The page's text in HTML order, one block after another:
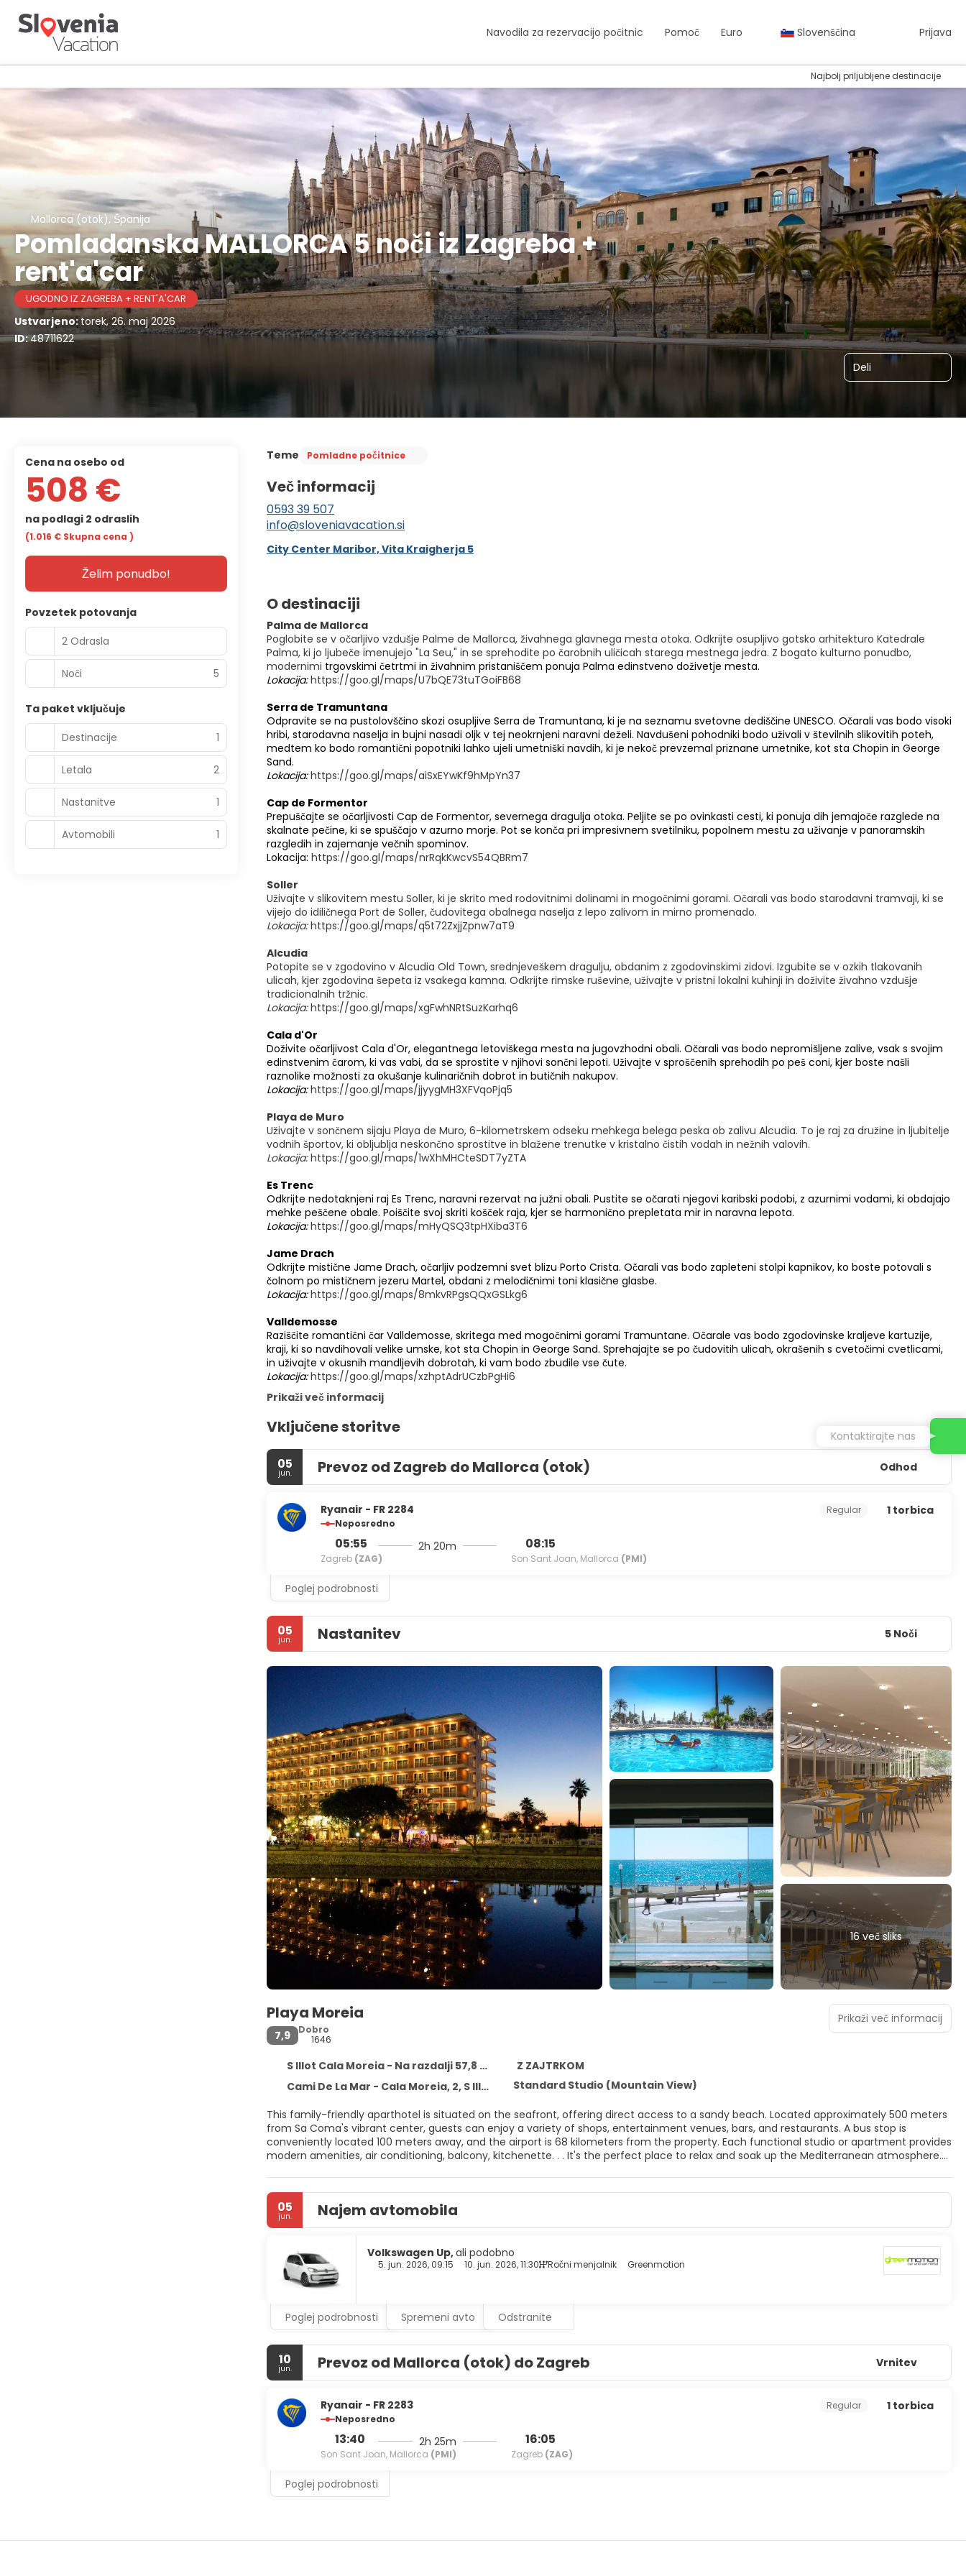
Navodila za rezervacijo počitnic Pomoč Euro Slovenščina Prijava
Najbolj priljubljene destinacije
Mallorca (otok), Španija
Pomladanska MALLORCA 5 noči iz Zagreba +
rent'a'car
UGODNO IZ ZAGREBA + RENT'A'CAR
Ustvarjeno: torek, 26. maj 2026
ID:48711622
Deli
Teme Pomladne počitnice
Več informacij
0593 39 507
info@sloveniavacation.si
City Center Maribor, Vita Kraigherja 5
O destinaciji
Palma de Mallorca
Poglobite se v očarljivo vzdušje Palme de Mallorca, živahnega glavnega mesta otoka. Odkrijte osupljivo gotsko arhitekturo Katedrale
Palma, ki jo ljubeče imenujejo "La Seu," in se sprehodite po čarobnih uličicah starega mestnega jedra. Z bogato kulturno ponudbo,
modernimi trgovskimi četrtmi in živahnim pristaniščem ponuja Palma edinstveno doživetje mesta.
Lokacija:https://goo.gl/maps/U7bQE73tuTGoiFB68
Serra de Tramuntana
Odpravite se na pustolovščino skozi osupljive Serra de Tramuntana, ki je na seznamu svetovne dediščine UNESCO. Očarali vas bodo visoki
hribi, starodavna naselja in bujni nasadi oljk v tej neokrnjeni naravni deželi. Navdušeni pohodniki bodo uživali v številnih slikovitih poteh,
medtem ko bodo romantični popotniki lahko ujeli umetniški navdih, ki je nekoč prevzemal priznane umetnike, kot sta Chopin in George
Sand.
Lokacija:https://goo.gl/maps/aiSxEYwKf9hMpYn37
Cap de Formentor
Prepuščajte se očarljivosti Cap de Formentor, severnega dragulja otoka. Peljite se po ovinkasti cesti, ki ponuja dih jemajoče razglede na
skalnate pečine, ki se spuščajo v azurno morje. Pot se konča pri impresivnem svetilniku, popolnem mestu za uživanje v panoramskih
razgledih in zajemanje večnih spominov.
Lokacija: https://goo.gl/maps/nrRqkKwcvS54QBRm7
Soller
Uživajte v slikovitem mestu Soller, ki je skrito med rodovitnimi dolinami in mogočnimi gorami. Očarali vas bodo starodavni tramvaji, ki se
vijejo do idiličnega Port de Soller, čudovitega obalnega naselja z lepo zalivom in mirno promenado.
Lokacija: https://goo.gl/maps/q5t72ZxjjZpnw7aT9
Alcudia
Potopite se v zgodovino v Alcudia Old Town, srednjeveškem dragulju, obdanim z zgodovinskimi zidovi. Izgubite se v ozkih tlakovanih
ulicah, kjer zgodovina šepeta iz vsakega kamna. Odkrijte rimske ruševine, uživajte v pristni lokalni kuhinji in doživite živahno vzdušje
tradicionalnih tržnic.
Lokacija:https://goo.gl/maps/xgFwhNRtSuzKarhq6
Cala d'Or
Doživite očarljivost Cala d'Or, elegantnega letoviškega mesta na jugovzhodni obali. Očarali vas bodo nepromišljene zalive, vsak s svojim
edinstvenim čarom, ki vas vabi, da se sprostite v njihovi sončni lepoti. Uživajte v sproščenih sprehodih po peš coni, kjer boste našli
raznolike možnosti za okušanje kulinaričnih dobrot in butičnih nakupov.
Lokacija:https://goo.gl/maps/jjyygMH3XFVqoPjq5
Playa de Muro
Uživajte v sončnem sijaju Playa de Muro, 6-kilometrskem odseku mehkega belega peska ob zalivu Alcudia. To je raj za družine in ljubitelje
vodnih športov, ki obljublja neskončno sprostitve in blažene trenutke v kristalno čistih vodah in nežnih valovih.
Lokacija:https://goo.gl/maps/1wXhMHCteSDT7yZTA
Es Trenc
Odkrijte nedotaknjeni raj Es Trenc, naravni rezervat na južni obali. Pustite se očarati njegovi karibski podobi, z azurnimi vodami, ki obdajajo
mehke peščene obale. Poiščite svoj skriti košček raja, kjer se harmonično prepletata mir in naravna lepota.
Lokacija: https://goo.gl/maps/mHyQSQ3tpHXiba3T6
Jame Drach
Odkrijte mistične Jame Drach, očarljiv podzemni svet blizu Porto Crista. Očarali vas bodo zapleteni stolpi kapnikov, ko boste potovali s
čolnom po mističnem jezeru Martel, obdani z melodičnimi toni klasične glasbe.
Lokacija: https://goo.gl/maps/8mkvRPgsQQxGSLkg6
Valldemosse
Raziščite romantični čar Valldemosse, skritega med mogočnimi gorami Tramuntane. Očarale vas bodo zgodovinske kraljeve kartuzije,
kraji, ki so navdihovali velike umske, kot sta Chopin in George Sand. Sprehajajte se po čudovitih ulicah, okrašenih s cvetočimi cvetlicami,
in uživajte v okusnih mandljevih dobrotah, ki vam bodo zbudile vse čute.
Lokacija: https://goo.gl/maps/xzhptAdrUCzbPgHi6
Prikaži več informacij
Vključene storitve
05
jun. Prevoz od Zagreb do Mallorca (otok) Odhod
Ryanair - FR 2284
Neposredno
05:55
Zagreb (ZAG)
2h 20m 08:15
Son Sant Joan, Mallorca (PMI)
Regular 1 torbica
Poglej podrobnosti
05
jun. Nastanitev 5 Noči
16 več sliks
Playa Moreia
7,9
Dobro
1646
S Illot Cala Moreia - Na razdalji 57,8 km od središča
Z ZAJTRKOM
Cami De La Mar - Cala Moreia, 2, S Illot Cala Moreia 07687
Standard Studio (Mountain View)
This family-friendly aparthotel is situated on the seafront, offering direct access to a sandy beach. Located approximately 500 meters
from Sa Coma's vibrant center, guests can enjoy a variety of shops, entertainment venues, bars, and restaurants. A bus stop is
conveniently located 100 meters away, and the airport is 68 kilometers from the property. Each functional studio or apartment provides
modern amenities, air conditioning, balcony, kitchenette. . . It's the perfect place to relax and soak up the Mediterranean atmosphere.
Prikaži več informacij
05
jun. Najem avtomobila
Volkswagen Up,ali podobno
5. jun. 2026, 09:15 10. jun. 2026, 11:30 Ročni menjalnik Greenmotion
Poglej podrobnosti Spremeni avto Odstranite
10
jun. Prevoz od Mallorca (otok) do Zagreb Vrnitev
Ryanair - FR 2283
Neposredno
13:40
Son Sant Joan, Mallorca (PMI)
2h 25m 16:05
Zagreb (ZAG)
Regular 1 torbica
Poglej podrobnosti
cena na osebo od
508 €
na podlagi 2 odraslih
(1.016 € Skupna cena )
Želim ponudbo!
Povzetek potovanja
2 Odrasla
Noči 5
Ta paket vključuje
Destinacije
1
Letala 2
Nastanitve 1
Avtomobili 1
Kontaktirajte nas